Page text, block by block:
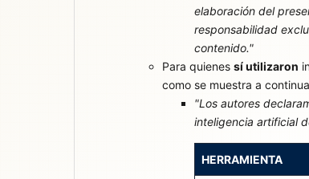
elaboración del
responsabilidad
contenido."
Para quienes sí utilizaron
como se muestra a
"Los autores
inteligencia artificial
HERRAMIENTA